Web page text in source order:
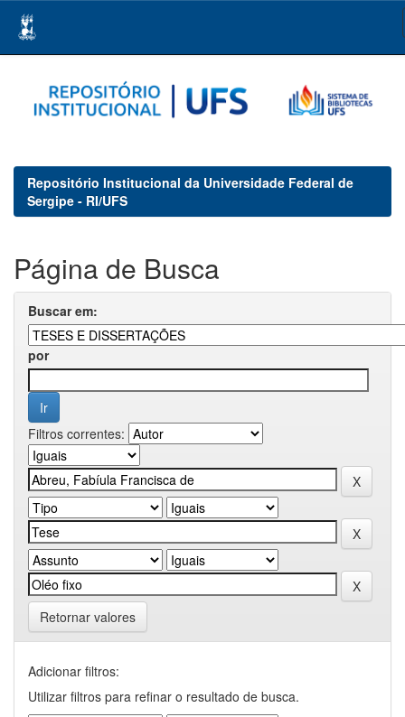
navigation
Repositório Institucional da Universidade Federal de
Sergipe - RI/UFS
Página de Busca
Buscar em:
por
Filtros correntes:
Retornar valores
Adicionar filtros:
Utilizar filtros para refinar o resultado de busca.